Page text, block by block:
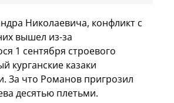
Николаевича, конфликт с
вышел из-за
1 сентября строевого
курганские казаки
За что Романов пригрозил
десятью плетьми.